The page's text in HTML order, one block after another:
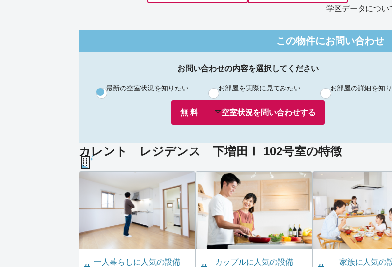
学区データについ
この物件にお問い合わせ
お問い合わせの内容を選択してください
最新の空室状況を知りたい お部屋を実際に見てみたい お部屋の詳細を知
無 料 空室状況を問い合わせする
カレント レジデンス 下増田Ⅰ 102号室の特徴
一人暮らしに人気の設備 カップルに人気の設備 家族に人気の